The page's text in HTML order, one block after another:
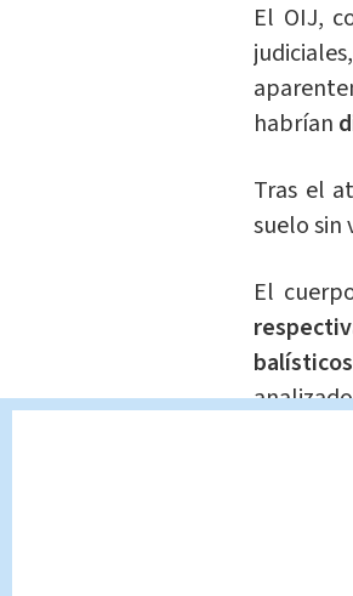
El OIJ,
habrían
Tras el
suelo sin
El
balísticos